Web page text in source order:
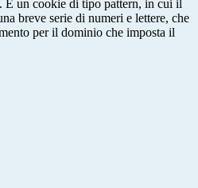
È un cookie di tipo pattern, in cui il
breve serie di numeri e lettere, che
per il dominio che imposta il